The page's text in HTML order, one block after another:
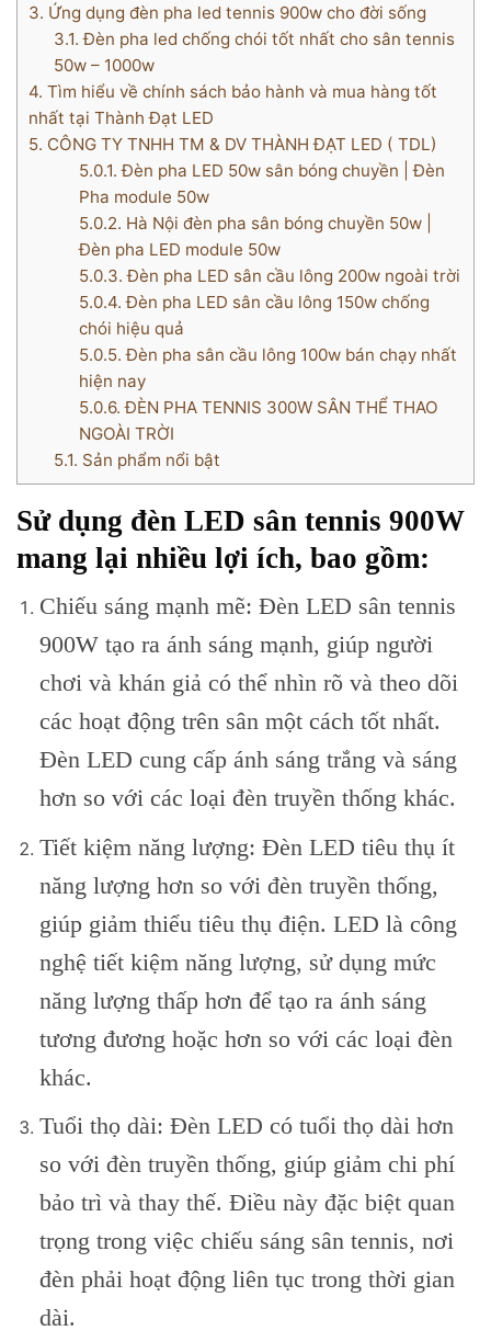
3. Ứng dụng đèn pha led tennis 900w cho đời sống
3.1. Đèn pha led chống chói tốt nhất cho sân tennis
50w – 1000w
4. Tìm hiểu về chính sách bảo hành và mua hàng tốt
nhất tại Thành Đạt LED
5. CÔNG TY TNHH TM & DV THÀNH ĐẠT LED ( TDL)
5.0.1. Đèn pha LED 50w sân bóng chuyền | Đèn
Pha module 50w
5.0.2. Hà Nội đèn pha sân bóng chuyền 50w |
Đèn pha LED module 50w
5.0.3. Đèn pha LED sân cầu lông 200w ngoài trời
5.0.4. Đèn pha LED sân cầu lông 150w chống
chói hiệu quả
5.0.5. Đèn pha sân cầu lông 100w bán chạy nhất
hiện nay
5.0.6. ĐÈN PHA TENNIS 300W SÂN THỂ THAO
NGOÀI TRỜI
5.1. Sản phẩm nổi bật
Sử dụng đèn LED sân tennis 900W
mang lại nhiều lợi ích, bao gồm:
Chiếu sáng mạnh mẽ: Đèn LED sân tennis
900W tạo ra ánh sáng mạnh, giúp người
chơi và khán giả có thể nhìn rõ và theo dõi
các hoạt động trên sân một cách tốt nhất.
Đèn LED cung cấp ánh sáng trắng và sáng
hơn so với các loại đèn truyền thống khác.
Tiết kiệm năng lượng: Đèn LED tiêu thụ ít
năng lượng hơn so với đèn truyền thống,
giúp giảm thiểu tiêu thụ điện. LED là công
nghệ tiết kiệm năng lượng, sử dụng mức
năng lượng thấp hơn để tạo ra ánh sáng
tương đương hoặc hơn so với các loại đèn
khác.
Tuổi thọ dài: Đèn LED có tuổi thọ dài hơn
so với đèn truyền thống, giúp giảm chi phí
bảo trì và thay thế. Điều này đặc biệt quan
trọng trong việc chiếu sáng sân tennis, nơi
đèn phải hoạt động liên tục trong thời gian
dài.